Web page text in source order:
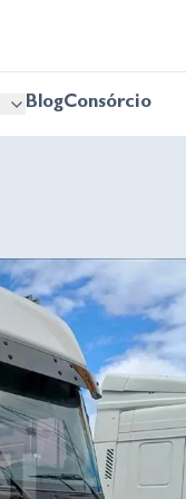
BlogConsórcio